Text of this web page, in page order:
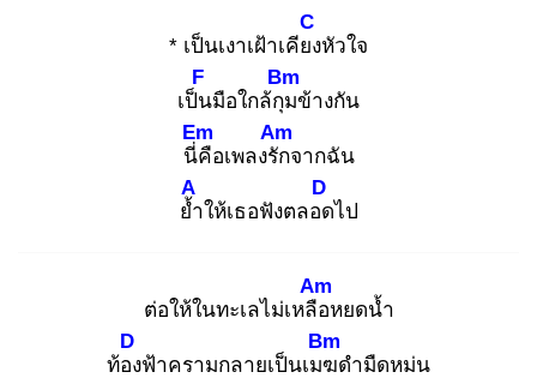
* เป็นเงาเฝ้าเคียง
C
หัวใจ
เป็น
F
มือใกล้กุม
Bm
ข้างกัน
นี่คื
Em
อเพลงรัก
Am
จากฉัน
ย้ำ
A
ให้เธอฟังตลอด
D
ไป
ต่อให้ในทะเลไม่เหลือ
Am
หยดน้ำ
ท้อง
D
ฟ้าครามกลายเป็นเมฆ
Bm
ดำมืดหม่น